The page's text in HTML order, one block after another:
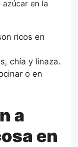
en la
ricos en
chía y linaza.
o en
a
en